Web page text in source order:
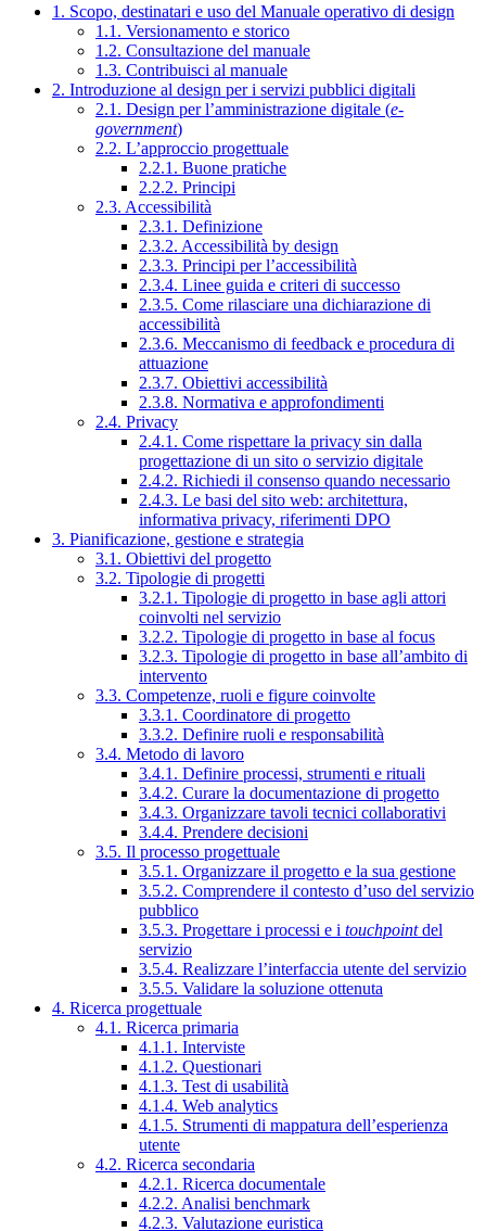
1. Scopo, destinatari e uso del Manuale operativo di design
1.1. Versionamento e storico
1.2. Consultazione del manuale
1.3. Contribuisci al manuale
2. Introduzione al design per i servizi pubblici digitali
2.1. Design per l’amministrazione digitale (e-
government)
2.2. L’approccio progettuale
2.2.1. Buone pratiche
2.2.2. Principi
2.3. Accessibilità
2.3.1. Definizione
2.3.2. Accessibilità by design
2.3.3. Principi per l’accessibilità
2.3.4. Linee guida e criteri di successo
2.3.5. Come rilasciare una dichiarazione di
accessibilità
2.3.6. Meccanismo di feedback e procedura di
attuazione
2.3.7. Obiettivi accessibilità
2.3.8. Normativa e approfondimenti
2.4. Privacy
2.4.1. Come rispettare la privacy sin dalla
progettazione di un sito o servizio digitale
2.4.2. Richiedi il consenso quando necessario
2.4.3. Le basi del sito web: architettura,
informativa privacy, riferimenti DPO
3. Pianificazione, gestione e strategia
3.1. Obiettivi del progetto
3.2. Tipologie di progetti
3.2.1. Tipologie di progetto in base agli attori
coinvolti nel servizio
3.2.2. Tipologie di progetto in base al focus
3.2.3. Tipologie di progetto in base all’ambito di
intervento
3.3. Competenze, ruoli e figure coinvolte
3.3.1. Coordinatore di progetto
3.3.2. Definire ruoli e responsabilità
3.4. Metodo di lavoro
3.4.1. Definire processi, strumenti e rituali
3.4.2. Curare la documentazione di progetto
3.4.3. Organizzare tavoli tecnici collaborativi
3.4.4. Prendere decisioni
3.5. Il processo progettuale
3.5.1. Organizzare il progetto e la sua gestione
3.5.2. Comprendere il contesto d’uso del servizio
pubblico
3.5.3. Progettare i processi e i touchpointdel
servizio
3.5.4. Realizzare l’interfaccia utente del servizio
3.5.5. Validare la soluzione ottenuta
4. Ricerca progettuale
4.1. Ricerca primaria
4.1.1. Interviste
4.1.2. Questionari
4.1.3. Test di usabilità
4.1.4. Web analytics
4.1.5. Strumenti di mappatura dell’esperienza
utente
4.2. Ricerca secondaria
4.2.1. Ricerca documentale
4.2.2. Analisi benchmark
4.2.3. Valutazione euristica